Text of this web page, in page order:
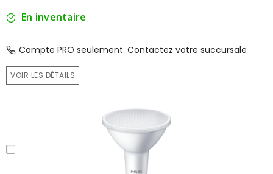
En inventaire
Compte PRO seulement. Contactez votre succursale
VOIR LES DÉTAILS